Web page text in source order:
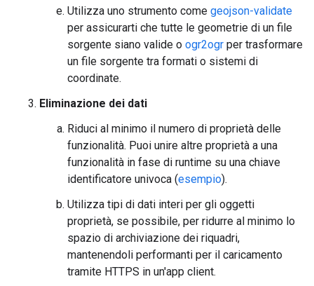
Utilizza uno strumento come geojson-validate
per assicurarti che tutte le geometrie di un file
sorgente siano valide o ogr2ogr per trasformare
un file sorgente tra formati o sistemi di
coordinate.
Eliminazione dei dati
Riduci al minimo il numero di proprietà delle
funzionalità. Puoi unire altre proprietà a una
funzionalità in fase di runtime su una chiave
identificatore univoca (esempio).
Utilizza tipi di dati interi per gli oggetti
proprietà, se possibile, per ridurre al minimo lo
spazio di archiviazione dei riquadri,
mantenendoli performanti per il caricamento
tramite HTTPS in un'app client.